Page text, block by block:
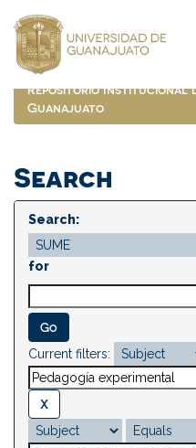
navigation
Repositorio Institucional
Guanajuato
Search
Search:
for
Current filters: